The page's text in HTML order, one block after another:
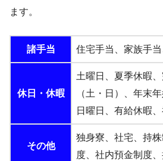
ます。
諸手当 住宅手当、家族手
休日・休暇
土曜日、夏季休暇
（土・日）、年末
日曜日、有給休暇、
その他
独身寮、社宅、持
度、社内預金制度